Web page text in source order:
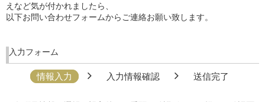
えなど気が付かれましたら、
以下お問い合わせフォームからご連絡お願い致します。
入力フォーム
情報入力 入力情報確認 送信完了